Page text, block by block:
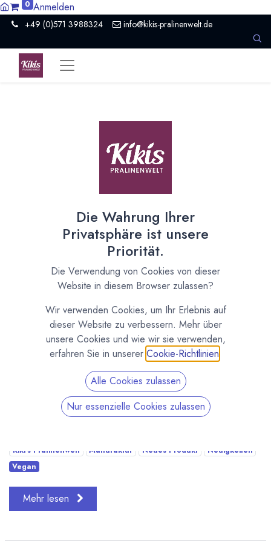
0 Anmelden
+49 (0)571 3988324 info@kikis-pralinenwelt.de
Neu: Crunchy Flakes
Schoko - Haselnussnougat - Karamell - Weiß - Himbeer -
Passionsfrucht - Schwarze Johannisbeere Gleich sieben
neue Schokoladenkreationen sind in den letzten Wochen
Kiki's Pralinenwelt Manufaktur Neues Produkt
Neuigkeiten
Vegan
Mehr lesen
Die Wahrung Ihrer
Privatsphäre ist unsere
Priorität.
Die Verwendung von Cookies von dieser
Website in diesem Browser zulassen?
Wir verwenden Cookies, um Ihr Erlebnis auf
dieser Website zu verbessern. Mehr über
unsere Cookies und wie wir sie verwenden,
erfahren Sie in unserer Cookie-Richtlinien
Alle Cookies zulassen
Nur essenzielle Cookies zulassen